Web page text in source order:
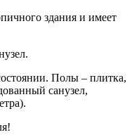
здания и имеет
Полы – плитка,
санузел,